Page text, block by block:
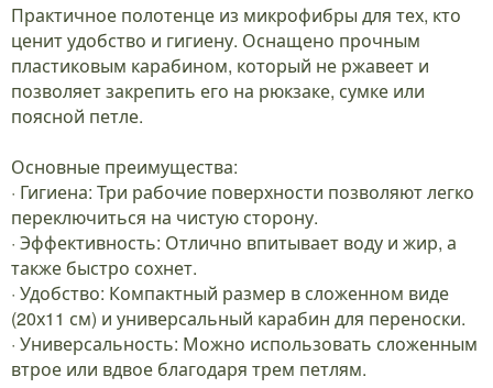
Практичное полотенце из микрофибры для тех, кто
ценит удобство и гигиену. Оснащено прочным
пластиковым карабином, который не ржавеет и
позволяет закрепить его на рюкзаке, сумке или
поясной петле.
Основные преимущества:
· Гигиена: Три рабочие поверхности позволяют легко
переключиться на чистую сторону.
· Эффективность: Отлично впитывает воду и жир, а
также быстро сохнет.
· Удобство: Компактный размер в сложенном виде
(20х11 см) и универсальный карабин для переноски.
· Универсальность: Можно использовать сложенным
втрое или вдвое благодаря трем петлям.